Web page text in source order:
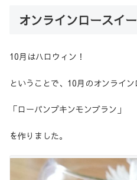
オンラインロースイ
10月はハロウィン！
ということで、10月のオンライ
「ローパンプキンモンブラン」
を作りました。